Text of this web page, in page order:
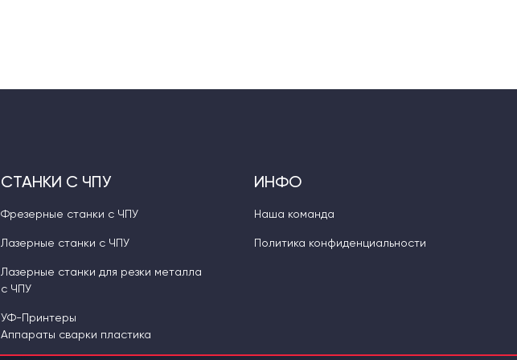
СТАНКИ С ЧПУ
Фрезерные станки с ЧПУ
Лазерные станки с ЧПУ
Лазерные станки для резки металла
с ЧПУ
УФ-Принтеры
Аппараты сварки пластика
ИНФО
Наша команда
Политика конфиденциальности